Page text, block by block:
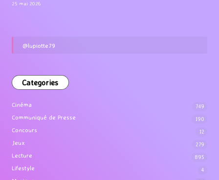
25 mai 2026
@lupiotte79
Categories
Cinéma 749
Communiqué de Presse 190
Concours 12
Jeux 279
Lecture 895
Lifestyle 4